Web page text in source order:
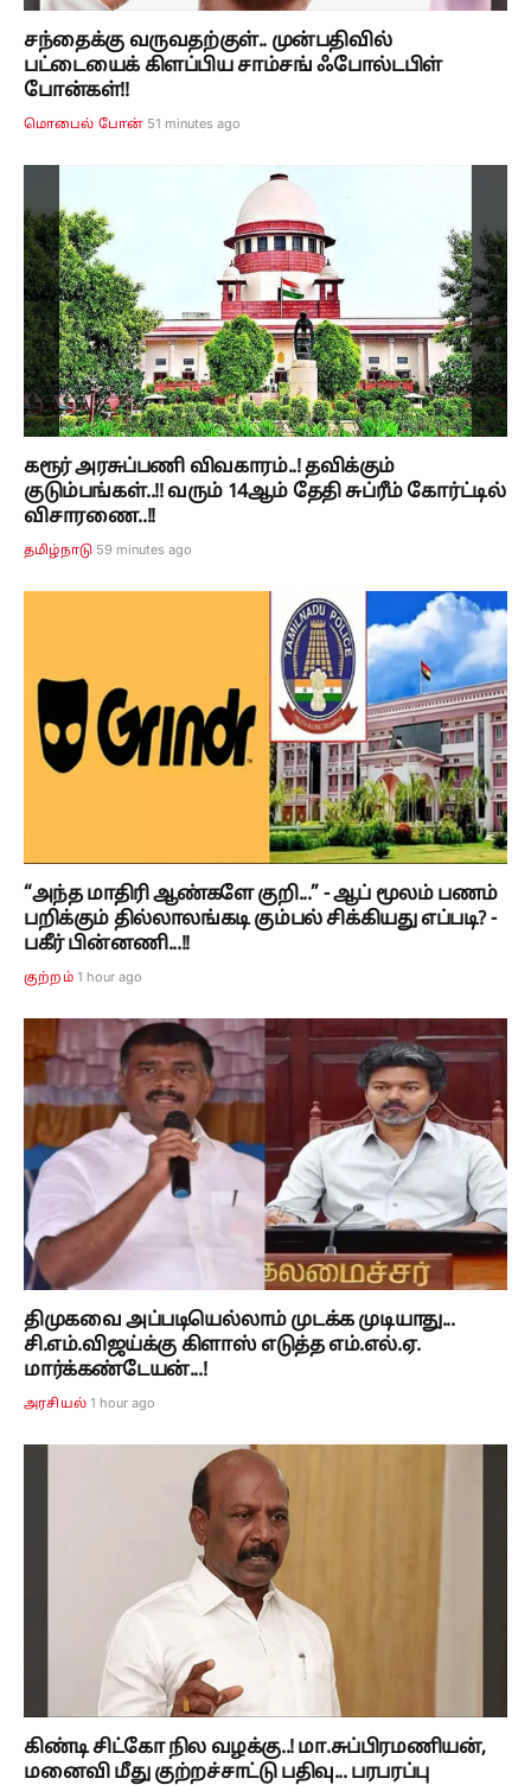
சந்தைக்கு வருவதற்குள்.. முன்பதிவில்
பட்டையைக் கிளப்பிய சாம்சங் ஃபோல்டபிள்
போன்கள்!!
மொபைல் போன் 51 minutes ago
கரூர் அரசுப்பணி விவகாரம்..! தவிக்கும்
குடும்பங்கள்..!! வரும் 14ஆம் தேதி சுப்ரீம் கோர்ட்டில்
விசாரணை..!!
தமிழ்நாடு 59 minutes ago
“அந்த மாதிரி ஆண்களே குறி...” - ஆப் மூலம் பணம்
பறிக்கும் தில்லாலங்கடி கும்பல் சிக்கியது எப்படி? -
பகீர் பின்னணி...!!
குற்றம் 1 hour ago
திமுகவை அப்படியெல்லாம் முடக்க முடியாது...
சி.எம்.விஜய்க்கு கிளாஸ் எடுத்த எம்.எல்.ஏ.
மார்க்கண்டேயன்...!
அரசியல் 1 hour ago
கிண்டி சிட்கோ நில வழக்கு..! மா.சுப்பிரமணியன்,
மனைவி மீது குற்றச்சாட்டு பதிவு... பரபரப்பு